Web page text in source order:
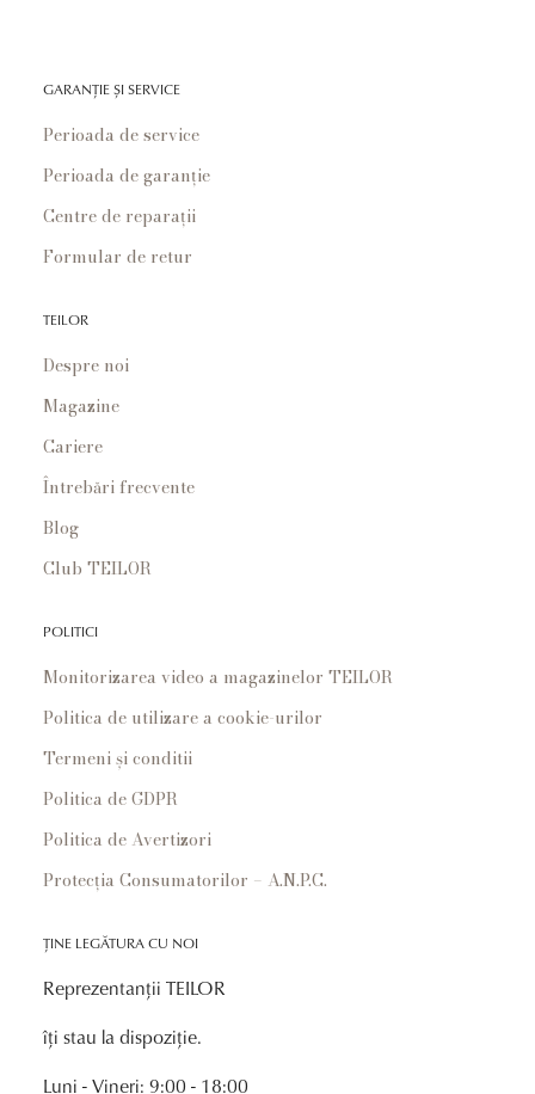
GARANȚIE ȘI SERVICE
Perioada de service
Perioada de garanție
Centre de reparații
Formular de retur
TEILOR
Despre noi
Magazine
Cariere
Întrebări frecvente
Blog
Club TEILOR
POLITICI
Monitorizarea video a magazinelor TEILOR
Politica de utilizare a cookie-urilor
Termeni și conditii
Politica de GDPR
Politica de Avertizori
Protecția Consumatorilor – A.N.P.C.
ȚINE LEGĂTURA CU NOI
Reprezentanții TEILOR
îți stau la dispoziție.
Luni - Vineri: 9:00 - 18:00